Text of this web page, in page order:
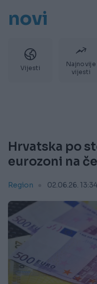
novi
Vijesti
Najnovije
vijesti
Hrvatska po
eurozoni na
Region 02.06.26. 13:34